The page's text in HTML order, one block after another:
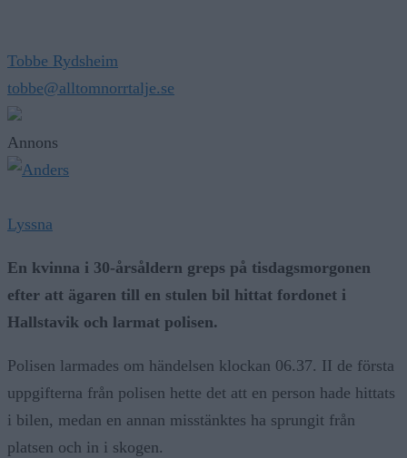
Tobbe Rydsheim
tobbe@alltomnorrtalje.se
Annons
Lyssna
En kvinna i 30-årsåldern greps på tisdagsmorgonen
efter att ägaren till en stulen bil hittat fordonet i
Hallstavik och larmat polisen.
Polisen larmades om händelsen klockan 06.37. II de första
uppgifterna från polisen hette det att en person hade hittats
i bilen, medan en annan misstänktes ha sprungit från
platsen och in i skogen.